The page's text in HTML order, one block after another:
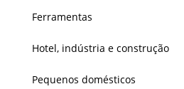
Ferramentas
Hotel, indústria e construção
Pequenos domésticos